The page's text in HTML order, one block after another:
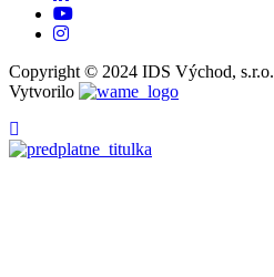
Copyright © 2024 IDS Východ, s.r.o.
Vytvorilo